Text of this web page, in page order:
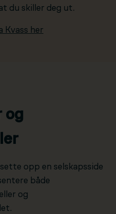
du skiller deg ut.
Kvass her
og
opp en selskapsside
både
og